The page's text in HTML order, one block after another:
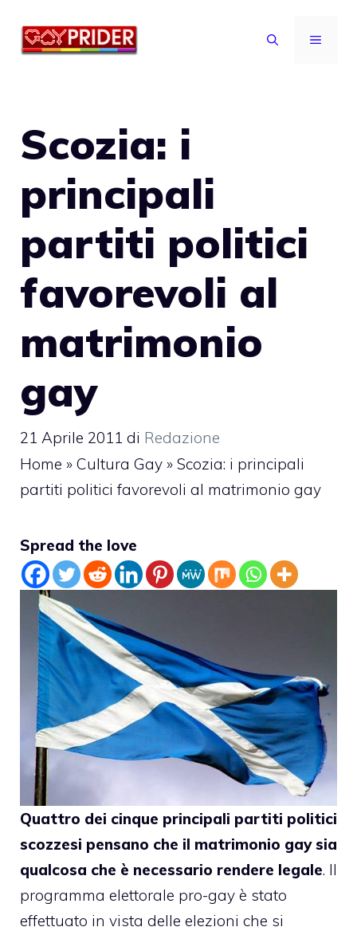
MENU
Scozia: i
principali
partiti politici
favorevoli al
matrimonio
gay
21 Aprile 2011 di Redazione
Home » Cultura Gay » Scozia: i principali
partiti politici favorevoli al matrimonio gay
Spread the love
Quattro dei cinque principali partiti politici
scozzesi pensano che il matrimonio gay sia
qualcosa che è necessario rendere legale. Il
programma elettorale pro-gay è stato
effettuato in vista delle elezioni che si